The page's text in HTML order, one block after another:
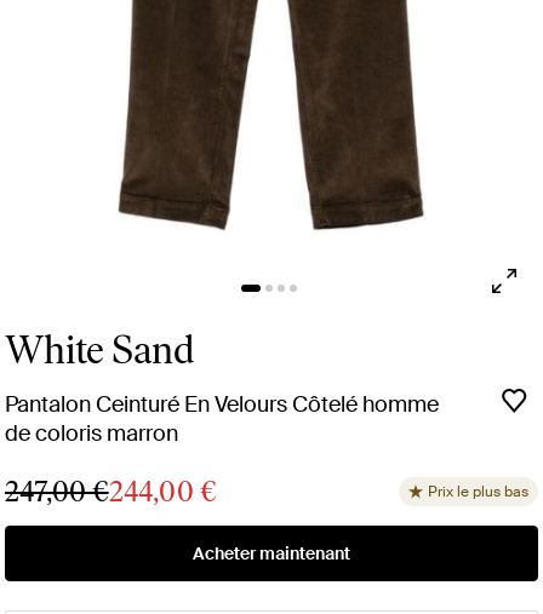
White Sand
Pantalon Ceinturé En Velours Côtelé homme
de coloris marron
247,00 €244,00 € Prix le plus bas
Acheter maintenant